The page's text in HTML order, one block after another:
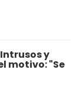
y
motivo: "Se